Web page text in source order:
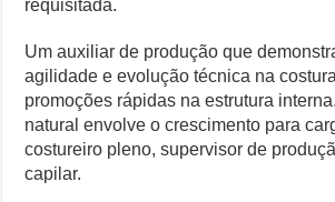
requisitada.
Um auxiliar de produção que
agilidade e evolução técnica na
promoções rápidas na estrutura
natural envolve o crescimento para
costureiro pleno, supervisor de
capilar.